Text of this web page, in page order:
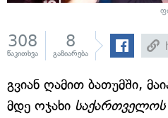
308
წაკითხვა
8
გაზიარება
გვიან ღამით ბათუმში,
მდე ოჯახი საქართველოს